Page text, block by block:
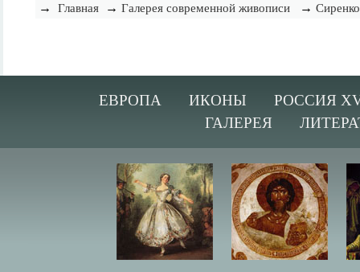
→ Главная → Галерея современной живописи →
ЕВРОПА ИКОНЫ
РОССИЯ
ГАЛЕРЕЯ